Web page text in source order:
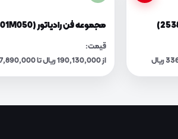
مجموعه فن رادیاتور (253801M050)
قیمت:
از 190,130,000 ریال تا 197,890,000 ریال